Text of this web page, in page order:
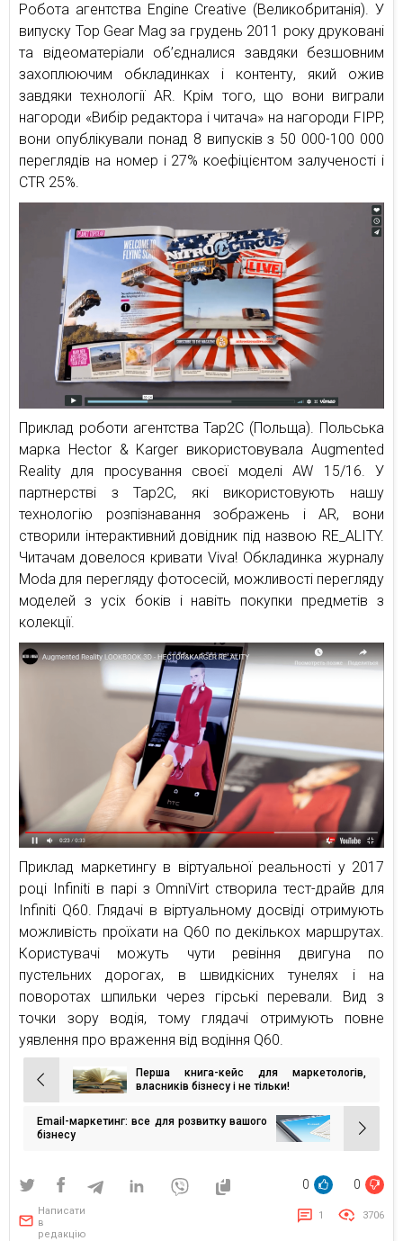
Робота агентства Engine Creative (Великобританія). У
випуску Top Gear Mag за грудень 2011 року друковані
та відеоматеріали об’єдналися завдяки безшовним
захоплюючим обкладинках і контенту, який ожив
завдяки технології AR. Крім того, що вони виграли
нагороди «Вибір редактора і читача» на нагороди FIPP,
вони опублікували понад 8 випусків з 50 000-100 000
переглядів на номер і 27% коефіцієнтом залученості і
CTR 25%.
Приклад роботи агентства Tap2C (Польща). Польська
марка Hector & Karger використовувала Augmented
Reality для просування своєї моделі AW 15/16. У
партнерстві з Tap2C, які використовують нашу
технологію розпізнавання зображень і AR, вони
створили інтерактивний довідник під назвою RE_ALITY.
Читачам довелося кривати Viva! Обкладинка журналу
Moda для перегляду фотосесій, можливості перегляду
моделей з усіх боків і навіть покупки предметів з
колекції.
Приклад маркетингу в віртуальної реальності у 2017
році Infiniti в парі з OmniVirt створила тест-драйв для
Infiniti Q60. Глядачі в віртуальному досвіді отримують
можливість проїхати на Q60 по декількох маршрутах.
Користувачі можуть чути ревіння двигуна по
пустельних дорогах, в швидкісних тунелях і на
поворотах шпильки через гірські перевали. Вид з
точки зору водія, тому глядачі отримують повне
уявлення про враження від водіння Q60.
Навігація
записів
Перша книга-кейс для маркетологів,
власників бізнесу і не тільки!
Email-маркетинг: все для розвитку вашого
бізнесу
0 0
Написати
в
редакцію
1 3706